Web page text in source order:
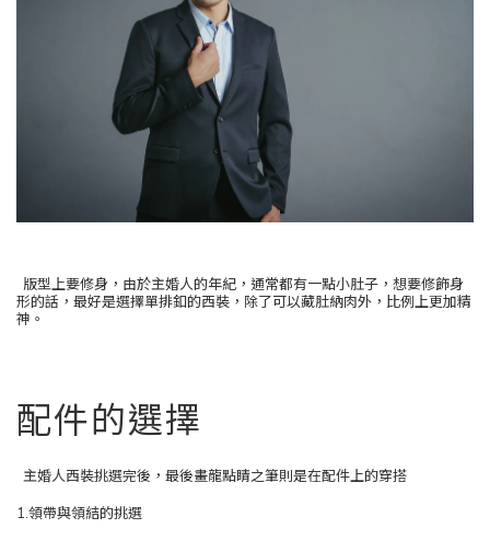
版型上要修身，由於主婚人的年紀，通常都有一點小肚子，想要修飾身
形的話，最好是選擇單排釦的西裝，除了可以藏肚納肉外，比例上更加精
神。
配件的選擇
主婚人西裝挑選完後，最後畫龍點睛之筆則是在配件上的穿搭
1.領帶與領結的挑選